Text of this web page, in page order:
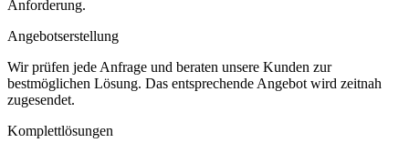
Anforderung.
Angebotserstellung
Wir prüfen jede Anfrage und beraten unsere Kunden zur
bestmöglichen Lösung. Das entsprechende Angebot wird zeitnah
zugesendet.
Komplettlösungen